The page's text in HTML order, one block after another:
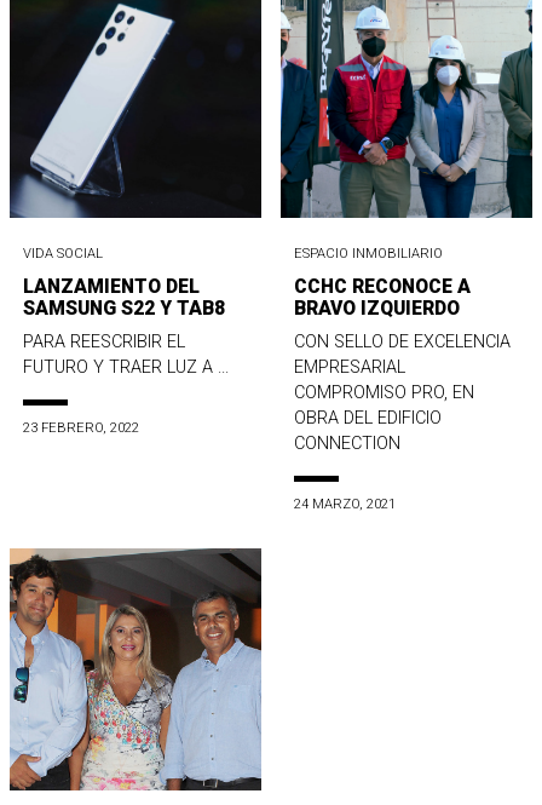
VIDA SOCIAL
LANZAMIENTO DEL
SAMSUNG S22 Y TAB8
PARA REESCRIBIR EL
FUTURO Y TRAER LUZ A ...
23 FEBRERO, 2022
ESPACIO INMOBILIARIO
CCHC RECONOCE A
BRAVO IZQUIERDO
CON SELLO DE EXCELENCIA
EMPRESARIAL
COMPROMISO PRO, EN
OBRA DEL EDIFICIO
CONNECTION
24 MARZO, 2021